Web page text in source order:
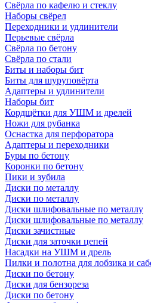
Свёрла по кафелю и стеклу
Наборы свёрел
Переходники и удлинители
Перьевые свёрла
Свёрла по бетону
Свёрла по стали
Биты и наборы бит
Биты для шуруповёрта
Адаптеры и удлинители
Наборы бит
Кордщётки для УШМ и дрелей
Ножи для рубанка
Оснастка для перфоратора
Адаптеры и переходники
Буры по бетону
Коронки по бетону
Пики и зубила
Диски по металлу
Диски по металлу
Диски шлифовальные по металлу
Диски шлифовальные по металлу
Диски зачистные
Диски для заточки цепей
Насадки на УШМ и дрель
Пилки и полотна для лобзика и
Диски по бетону
Диски для бензореза
Диски по бетону